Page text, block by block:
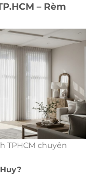
– Rèm
TPHCM chuyên